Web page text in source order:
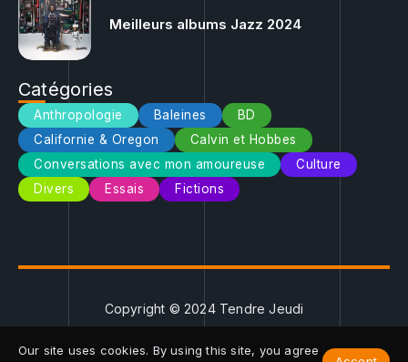
Meilleurs albums Jazz 2024
Catégories
Anthropologie Baleines
BD
Californie & Oregon
Calvin et Hobbes
Conversations avec mon amoureuse
Culture
Divers
Essais Fictions
Copyright © 2024 Tendre Jeudi
Our site uses cookies. By using this site, you agree